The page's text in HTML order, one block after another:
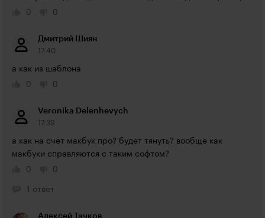
0
0
Дмитрий Шиян
17:40
а как из шаблона
0
0
Veronika Delenhevych
17:39
а как на счёт макбук про? будет тянуть? вообще как
макбуки справляются с таким софтом?
0
0
1 ответ
Алексей Тачков